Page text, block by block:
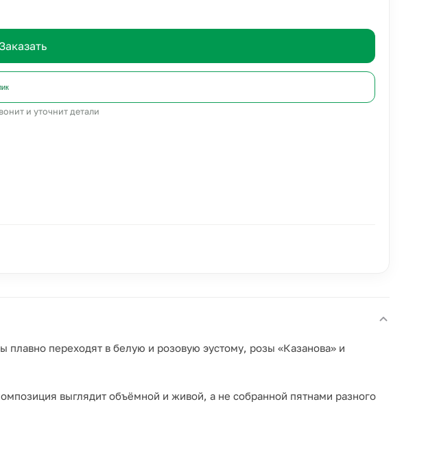
Заказать
и уточнит детали
переходят в белую и розовую эустому, розы «Казанова» и
выглядит объёмной и живой, а не собранной пятнами разного